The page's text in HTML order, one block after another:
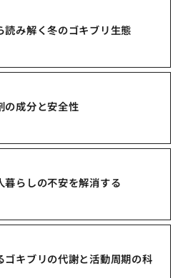
読み解く冬のゴキブリ生態
の成分と安全性
暮らしの不安を解消する
ゴキブリの代謝と活動周期の科